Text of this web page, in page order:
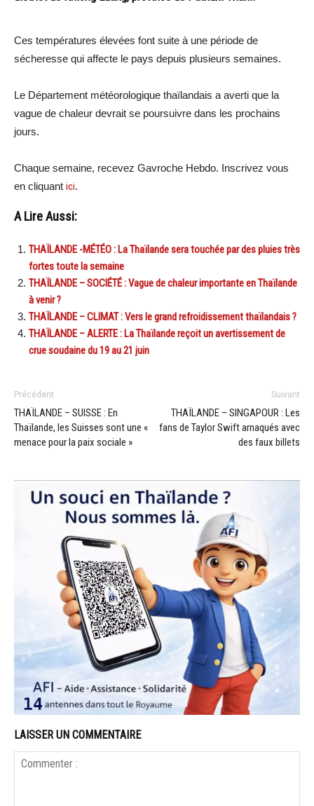
Ces températures élevées font suite à une période de
sécheresse qui affecte le pays depuis plusieurs semaines.
Le Département météorologique thaïlandais a averti que la
vague de chaleur devrait se poursuivre dans les prochains
jours.
Chaque semaine, recevez Gavroche Hebdo. Inscrivez vous
en cliquant ici.
A Lire Aussi:
THAÏLANDE -MÉTÉO : La Thaïlande sera touchée par des pluies très
fortes toute la semaine
THAÏLANDE – SOCIÉTÉ : Vague de chaleur importante en Thaïlande
à venir ?
THAÏLANDE – CLIMAT : Vers le grand refroidissement thaïlandais ?
THAÏLANDE – ALERTE : La Thaïlande reçoit un avertissement de
crue soudaine du 19 au 21 juin
Précédent
THAÏLANDE – SUISSE : En
Thaïlande, les Suisses sont une «
menace pour la paix sociale »
Suivant
THAÏLANDE – SINGAPOUR : Les
fans de Taylor Swift arnaqués avec
des faux billets
LAISSER UN COMMENTAIRE